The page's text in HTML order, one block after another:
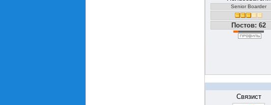
Senior Boarder
Постов: 62
Связист